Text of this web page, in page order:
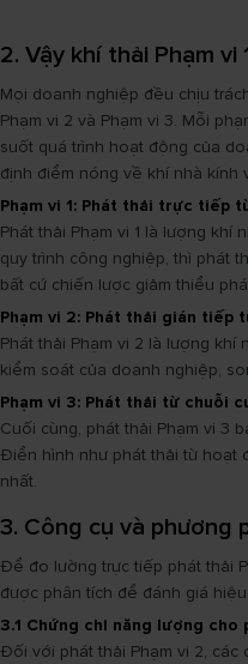
2. Vậy khí thải Phạm vi
Mọi doanh nghiệp đều chịu
Phạm vi 2 và Phạm vi 3. Mỗi
suốt quá trình hoạt động của
định điểm nóng về khí nhà kính
Phạm vi 1: Phát thải trực tiếp
Phát thải Phạm vi 1 là lượng
quy trình công nghiệp, thì phát
bất cứ chiến lược giảm thiểu
Phạm vi 2: Phát thải gián tiếp
Phát thải Phạm vi 2 là lượng
kiểm soát của doanh nghiệp,
Phạm vi 3: Phát thải từ chuỗi
Cuối cùng, phát thải Phạm vi 3
Điển hình như phát thải từ hoạt
nhất.
3. Công cụ và phương
Để đo lường trực tiếp phát thải
được phân tích để đánh giá
3.1 Chứng chỉ năng lượng cho
Đối với phát thải Phạm vi 2,